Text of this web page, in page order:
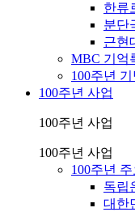
한류
분단
근현
MBC 기억
100주년
100주년 사업
100주년 사업
100주년 사업
100주년
독립
대한